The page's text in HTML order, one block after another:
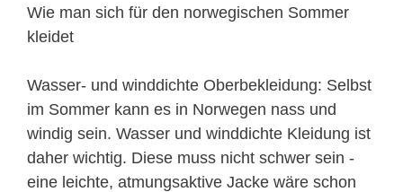
Wie man sich für den norwegischen Sommer
kleidet
Wasser- und winddichte Oberbekleidung: Selbst
im Sommer kann es in Norwegen nass und
windig sein. Wasser und winddichte Kleidung ist
daher wichtig. Diese muss nicht schwer sein -
eine leichte, atmungsaktive Jacke wäre schon